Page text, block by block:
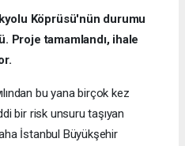
Köprüsü'nün durumu
Proje tamamlandı, ihale
bu yana birçok kez
bir risk unsuru taşıyan
İstanbul Büyükşehir